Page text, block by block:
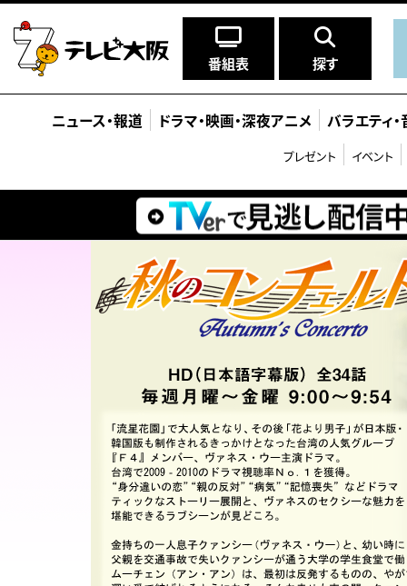
番組表 探す
ニュース・報道 ドラマ・映画・深夜アニメ バラエティ・
プレゼント イベント